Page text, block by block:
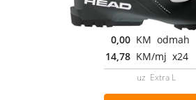
0,00 KM odmah
14,78 KM/mj x24
uz Extra L